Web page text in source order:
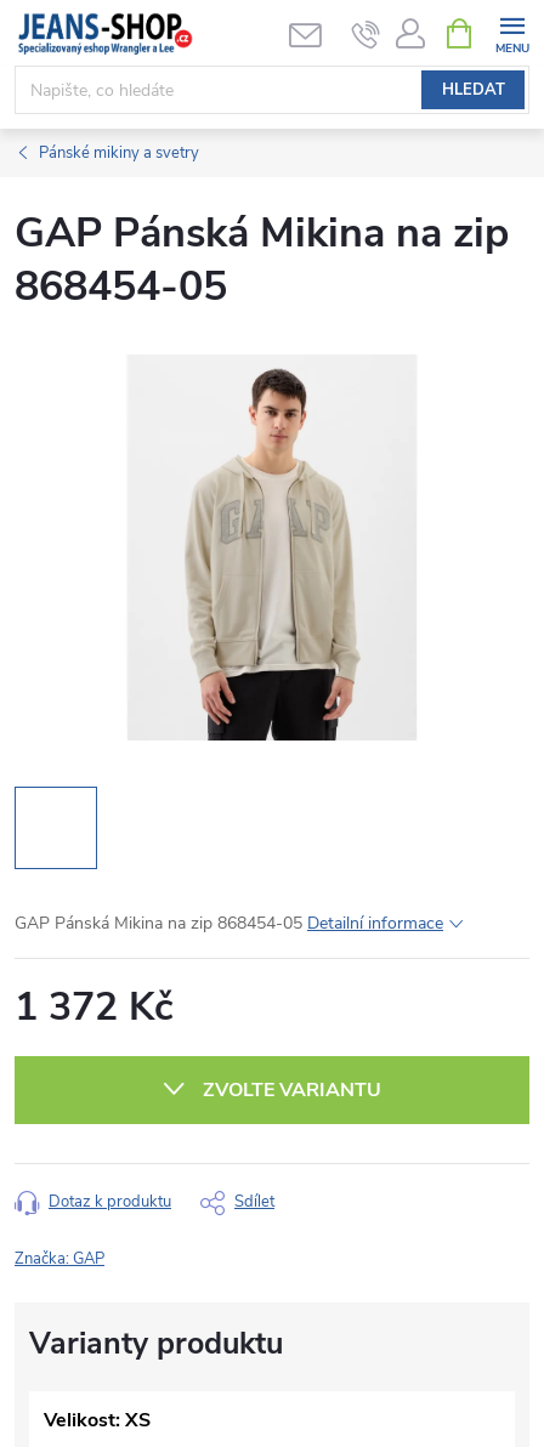
Přejít
obsah
HLEDAT
NÁKUPNÍ
KOŠÍK
Pánské mikiny a svetry
GAP Pánská Mikina na zip
868454-05
GAP Pánská Mikina na zip 868454-05 Detailní informace
1 372 Kč
ZVOLTE VARIANTU
Dotaz k produktu Sdílet
Značka:GAP
Velikost: XS